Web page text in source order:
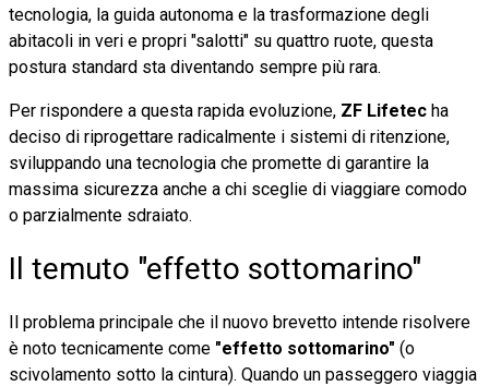
tecnologia, la guida autonoma e la trasformazione degli
abitacoli in veri e propri "salotti" su quattro ruote, questa
postura standard sta diventando sempre più rara.
Per rispondere a questa rapida evoluzione, ZF Lifetec ha
deciso di riprogettare radicalmente i sistemi di ritenzione,
sviluppando una tecnologia che promette di garantire la
massima sicurezza anche a chi sceglie di viaggiare comodo
o parzialmente sdraiato.
Il temuto "effetto sottomarino"
Il problema principale che il nuovo brevetto intende risolvere
è noto tecnicamente come "effetto sottomarino" (o
scivolamento sotto la cintura). Quando un passeggero viaggia